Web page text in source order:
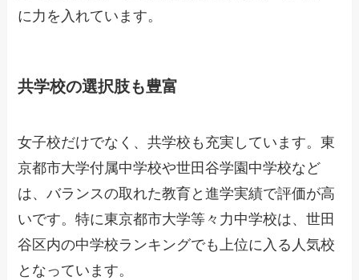
に力を入れています。
共学校の選択肢も豊富
女子校だけでなく、共学校も充実しています。東
京都市大学付属中学校や世田谷学園中学校など
は、バランスの取れた教育と進学実績で評価が高
いです。特に東京都市大学等々力中学校は、世田
谷区内の中学校ランキングでも上位に入る人気校
となっています。